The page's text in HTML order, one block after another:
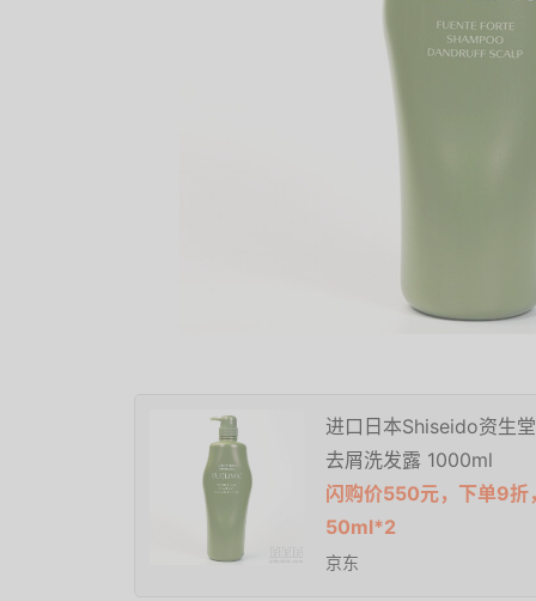
进口日本Shiseido资生
去屑洗发露 1000ml
闪购价550元，下单9
50ml*2
京东